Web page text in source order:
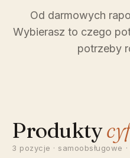
Od darmowych
Wybierasz to czego
potrzeby
Produkty
3 pozycje · samoobsługowe